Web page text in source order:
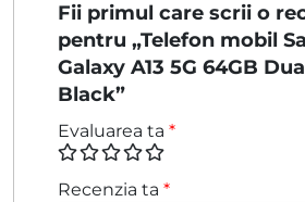
Fii primul care scrii o
pentru „Telefon mobil
Galaxy A13 5G 64GB
Black”
Evaluarea ta *
Recenzia ta *